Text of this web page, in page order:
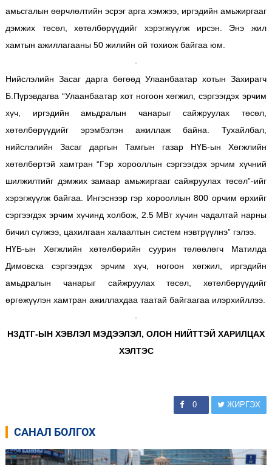
амьсгалын өөрчлөлтийн эсрэг арга хэмжээ, иргэдийн амьжиргааг
дэмжих төсөл, хөтөлбөрүүдийг хэрэгжүүлж ирсэн. Энэ жил
хамтын ажиллагааны 50 жилийн ой тохиож байгаа юм.
Нийслэлийн Засаг дарга бөгөөд Улаанбаатар хотын Захирагч
Б.Пүрэвдагва “Улаанбаатар хот ногоон хөгжил, сэргээгдэх эрчим
хүч, иргэдийн амьдралын чанарыг сайжруулах төсөл,
хөтөлбөрүүдийг эрэмбэлэн ажиллаж байна. Тухайлбал,
нийслэлийн Засаг даргын Тамгын газар НҮБ-ын Хөгжлийн
хөтөлбөртэй хамтран “Гэр хорооллын сэргээгдэх эрчим хүчний
шилжилтийг дэмжих замаар амьжиргааг сайжруулах төсөл”-ийг
хэрэгжүүлж байгаа. Ингэснээр гэр хорооллын 800 орчим өрхийг
сэргээгдэх эрчим хүчинд холбож, 2.5 МВт хүчин чадалтай нарны
бичил сүлжээ, цахилгаан халаалтын систем нэвтрүүлнэ” гэлээ.
НҮБ-ын Хөгжлийн хөтөлбөрийн суурин төлөөлөгч Матилда
Димовска сэргээгдэх эрчим хүч, ногоон хөгжил, иргэдийн
амьдралын чанарыг сайжруулах төсөл, хөтөлбөрүүдийг
өргөжүүлэн хамтран ажиллахдаа таатай байгаагаа илэрхийллээ.
НЗДТГ-ЫН ХЭВЛЭЛ МЭДЭЭЛЭЛ, ОЛОН НИЙТТЭЙ ХАРИЛЦАХ
ХЭЛТЭС
0 ЖИРГЭХ
САНАЛ БОЛГОХ